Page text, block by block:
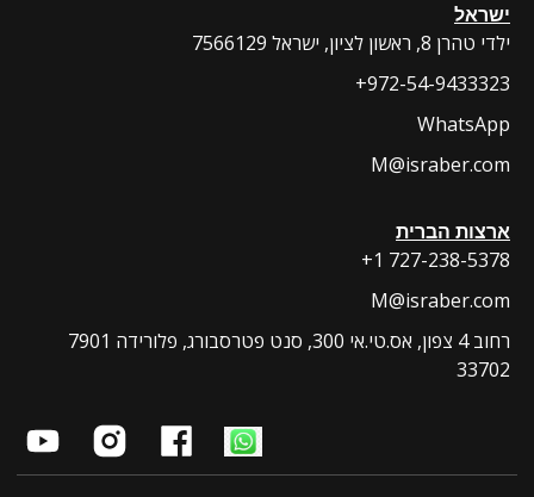
ישראל
7566129 ילדי טהרן 8, ראשון לציון, ישראל
+972-54-9433323
WhatsApp
M@israber.com
ארצות הברית
+1 727-238-5378
M@israber.com
7901 רחוב 4 צפון, אס.טי.אי 300, סנט פטרסבורג, פלורידה
33702